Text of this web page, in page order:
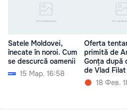
Satele Moldovei,
înecate în noroi. Cum
se descurcă oamenii
15 Мар. 16:58
Oferta
primită de
Gonța după
de Vlad Filat
18 Фев.